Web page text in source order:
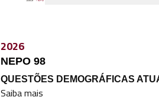
2026
NEPO 98
QUESTÕES DEMOGRÁFICAS
Saiba mais